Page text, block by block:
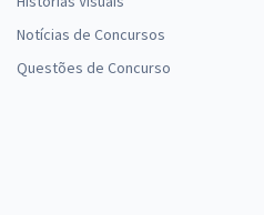
Notícias de Concursos
Questões de Concurso